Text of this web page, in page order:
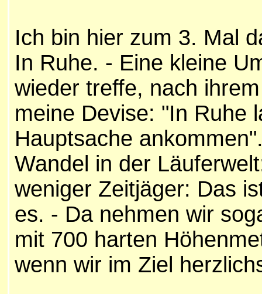
Ich bin hier zum 3. Mal
In Ruhe. - Eine kleine
wieder treffe, nach
meine Devise: "In Ruhe
Hauptsache
Wandel in der
weniger Zeitjäger: Das
es. - Da nehmen wir
mit 700 harten
wenn wir im Ziel